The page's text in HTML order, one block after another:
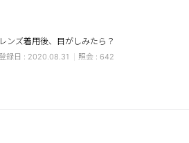
チョコ
レンズ着用後、目がしみたら？
2020.08.31 642